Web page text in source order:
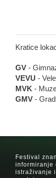
Kratice
GV -
VEVU -
MVK -
GMV -
Festival
informiranje
istraživanje